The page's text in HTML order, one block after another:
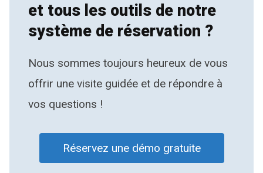
et tous les outils de notre
système de réservation ?
Nous sommes toujours heureux de vous
offrir une visite guidée et de répondre à
vos questions !
Réservez une démo gratuite